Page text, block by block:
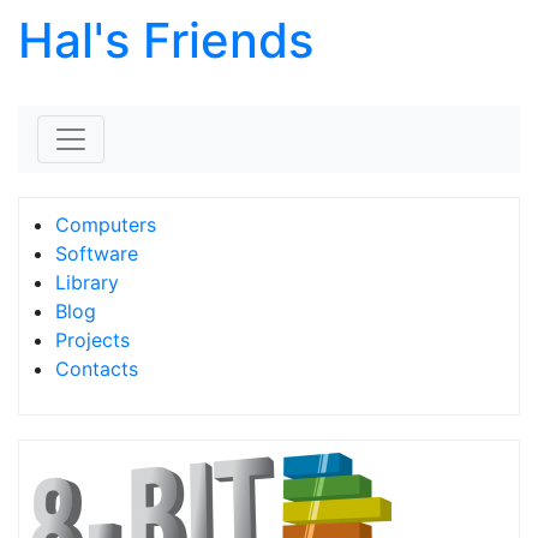
Hal's Friends
Computers
Software
Library
Blog
Projects
Contacts